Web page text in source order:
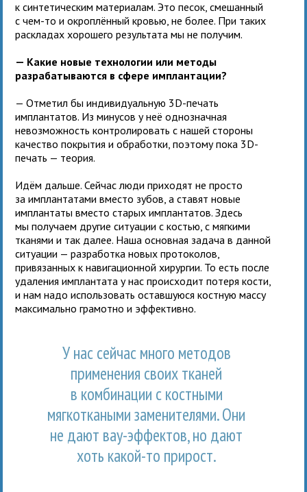
к синтетическим материалам. Это песок, смешанный
с чем-то и окроплённый кровью, не более. При таких
раскладах хорошего результата мы не получим.
— Какие новые технологии или методы
разрабатываются в сфере имплантации?
— Отметил бы индивидуальную 3D-печать
имплантатов. Из минусов у неё однозначная
невозможность контролировать с нашей стороны
качество покрытия и обработки, поэтому пока 3D-
печать — теория.
Идём дальше. Сейчас люди приходят не просто
за имплантатами вместо зубов, а ставят новые
имплантаты вместо старых имплантатов. Здесь
мы получаем другие ситуации с костью, с мягкими
тканями и так далее. Наша основная задача в данной
ситуации — разработка новых протоколов,
привязанных к навигационной хирургии. То есть после
удаления имплантата у нас происходит потеря кости,
и нам надо использовать оставшуюся костную массу
максимально грамотно и эффективно.
У нас сейчас много методов
применения своих тканей
в комбинации с костными
мягкоткаными заменителями. Они
не дают вау-эффектов, но дают
хоть какой-то прирост.